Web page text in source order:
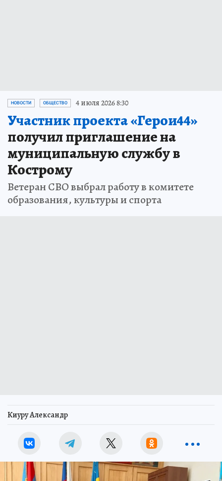
НОВОСТИ ОБЩЕСТВО 4 июля 2026 8:30
Участник проекта «Герои44»
получил приглашение на
муниципальную службу в
Кострому
Ветеран СВО выбрал работу в комитете
образования, культуры и спорта
Киуру Александр